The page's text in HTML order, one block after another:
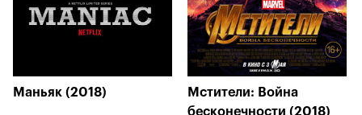
Маньяк (2018)
Мстители: Война
бесконечности (2018)